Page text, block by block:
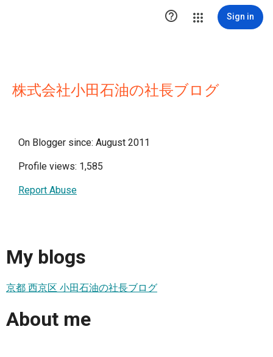
 Sign in
株式会社小田石油の社長ブログ
On Blogger since: August 2011
Profile views: 1,585
Report Abuse
My blogs
京都 西京区 小田石油の社長ブログ
About me